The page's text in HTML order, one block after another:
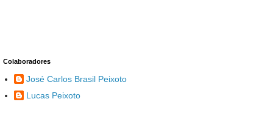
Colaboradores
José Carlos Brasil Peixoto
Lucas Peixoto